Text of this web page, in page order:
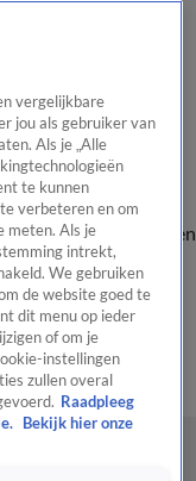
gezichten
In de
Kijkersvraag insturen
ShopUitzending
vergelijkbare
jou als gebruiker van
Als je „Alle
te kunnen
verbeteren en om
meten. Als je
intrekt,
We gebruiken
de website goed te
dit menu op ieder
of om je
instellingen
zullen overal
Raadpleeg
Bekijk hier onze